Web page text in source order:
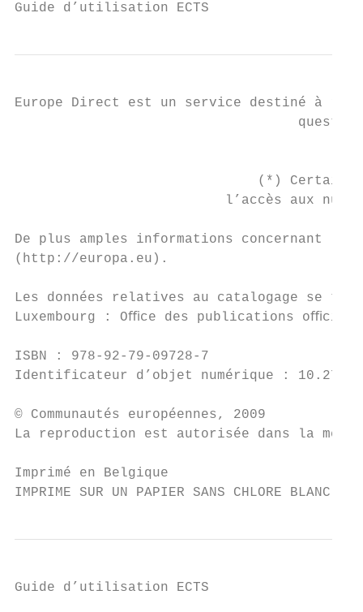
Guide d’utilisation ECTS
Europe Direct est un service destiné à
(*)
l’accès aux
De plus amples informations concernant
(http://europa.eu).
Les données relatives au catalogage se
Luxembourg : Oﬃce des publications
ISBN : 978-92-79-09728-7
Identificateur d’objet numérique : 10.2766/
© Communautés européennes, 2009
La reproduction est autorisée dans la
Imprimé en Belgique
IMPRIME SUR UN PAPIER SANS CHLORE BLANC
Guide d’utilisation ECTS